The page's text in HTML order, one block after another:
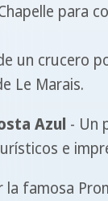
para
un crucero
Le Marais.
Azul - Un
e
la famosa